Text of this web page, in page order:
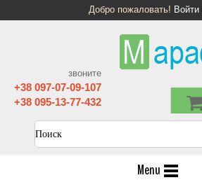
Добро пожаловать! Войти
звоните
+38 097-07-09-107
+38 095-13-77-432
Menu